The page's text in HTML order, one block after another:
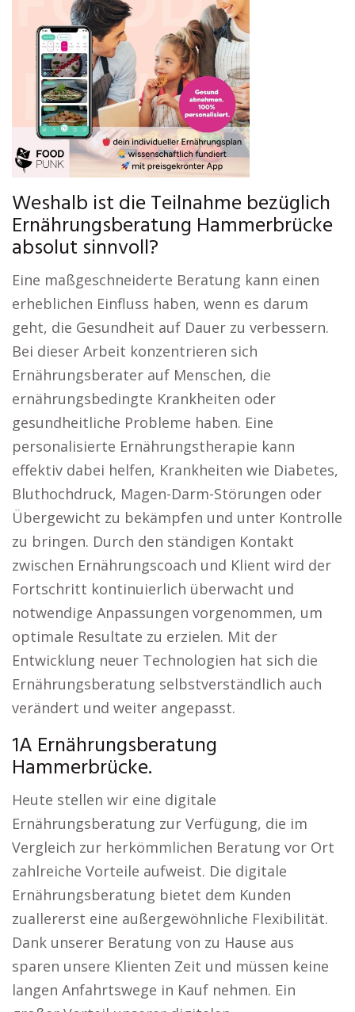
Weshalb ist die Teilnahme bezüglich
Ernährungsberatung Hammerbrücke
absolut sinnvoll?
Eine maßgeschneiderte Beratung kann einen
erheblichen Einfluss haben, wenn es darum
geht, die Gesundheit auf Dauer zu verbessern.
Bei dieser Arbeit konzentrieren sich
Ernährungsberater auf Menschen, die
ernährungsbedingte Krankheiten oder
gesundheitliche Probleme haben. Eine
personalisierte Ernährungstherapie kann
effektiv dabei helfen, Krankheiten wie Diabetes,
Bluthochdruck, Magen-Darm-Störungen oder
Übergewicht zu bekämpfen und unter Kontrolle
zu bringen. Durch den ständigen Kontakt
zwischen Ernährungscoach und Klient wird der
Fortschritt kontinuierlich überwacht und
notwendige Anpassungen vorgenommen, um
optimale Resultate zu erzielen. Mit der
Entwicklung neuer Technologien hat sich die
Ernährungsberatung selbstverständlich auch
verändert und weiter angepasst.
1A Ernährungsberatung
Hammerbrücke.
Heute stellen wir eine digitale
Ernährungsberatung zur Verfügung, die im
Vergleich zur herkömmlichen Beratung vor Ort
zahlreiche Vorteile aufweist. Die digitale
Ernährungsberatung bietet dem Kunden
zuallererst eine außergewöhnliche Flexibilität.
Dank unserer Beratung von zu Hause aus
sparen unsere Klienten Zeit und müssen keine
langen Anfahrtswege in Kauf nehmen. Ein